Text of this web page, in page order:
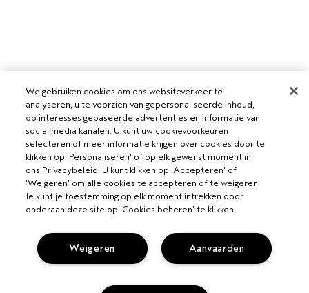
VOOR PROFESSIONALS
We gebruiken cookies om ons websiteverkeer te
analyseren, u te voorzien van gepersonaliseerde inhoud,
op interesses gebaseerde advertenties en informatie van
social media kanalen. U kunt uw cookievoorkeuren
selecteren of meer informatie krijgen over cookies door te
klikken op 'Personaliseren' of op elk gewenst moment in
ons Privacybeleid. U kunt klikken op 'Accepteren' of
'Weigeren' om alle cookies te accepteren of te weigeren.
Je kunt je toestemming op elk moment intrekken door
onderaan deze site op ‘Cookies beheren’ te klikken.
Aanvaarden
Weigeren